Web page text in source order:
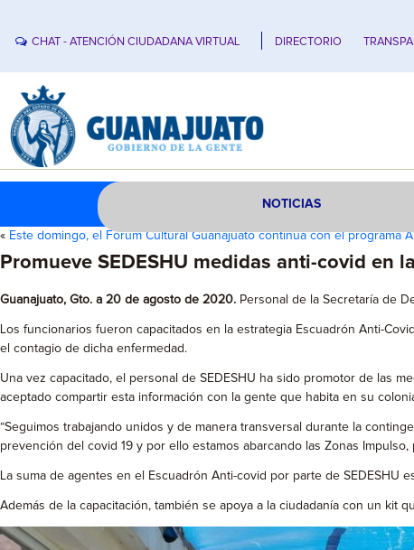
CHAT - ATENCIÓN CIUDADANA VIRTUAL DIRECTORIO
NOTICIAS
« Este domingo, el Forum Cultural Guanajuato continúa con el programa
Promueve SEDESHU medidas anti-covid en
Guanajuato, Gto. a 20 de agosto de 2020. Personal de la Secretaría de
Los funcionarios fueron capacitados en la estrategia Escuadrón Anti-
el contagio de dicha enfermedad.
Una vez capacitado, el personal de SEDESHU ha sido promotor de las
aceptado compartir esta información con la gente que habita en su
“Seguimos trabajando unidos y de manera transversal durante la
prevención del covid 19 y por ello estamos abarcando las Zonas
La suma de agentes en el Escuadrón Anti-covid por parte de SEDESHU
Además de la capacitación, también se apoya a la ciudadanía con un kit